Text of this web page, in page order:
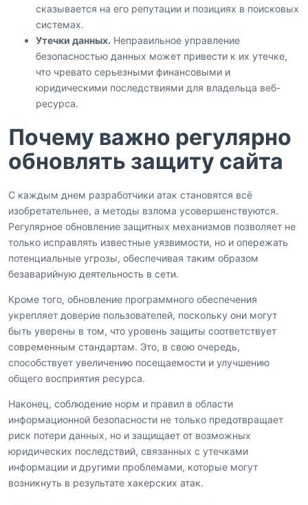
сказывается на его репутации и позициях в поисковых
системах.
Утечки данных. Неправильное управление
безопасностью данных может привести к их утечке,
что чревато серьезными финансовыми и
юридическими последствиями для владельца веб-
ресурса.
Почему важно регулярно
обновлять защиту сайта
С каждым днем разработчики атак становятся всё
изобретательнее, а методы взлома усовершенствуются.
Регулярное обновление защитных механизмов позволяет не
только исправлять известные уязвимости, но и опережать
потенциальные угрозы, обеспечивая таким образом
безаварийную деятельность в сети.
Кроме того, обновление программного обеспечения
укрепляет доверие пользователей, поскольку они могут
быть уверены в том, что уровень защиты соответствует
современным стандартам. Это, в свою очередь,
способствует увеличению посещаемости и улучшению
общего восприятия ресурса.
Наконец, соблюдение норм и правил в области
информационной безопасности не только предотвращает
риск потери данных, но и защищает от возможных
юридических последствий, связанных с утечками
информации и другими проблемами, которые могут
возникнуть в результате хакерских атак.